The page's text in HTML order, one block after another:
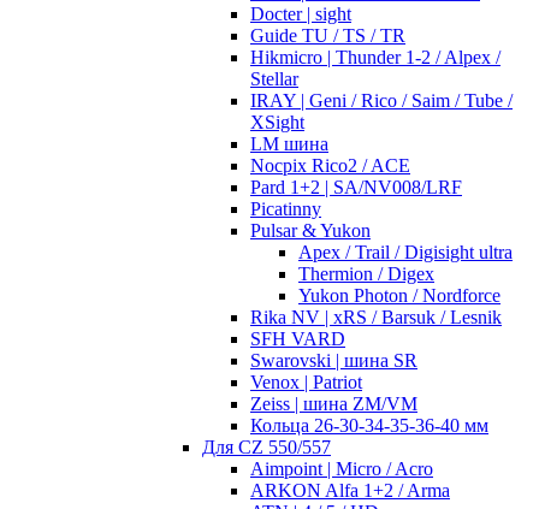
Docter | sight
Guide TU / TS / TR
Hikmicro | Thunder 1-2 / Alpex /
Stellar
IRAY | Geni / Rico / Saim / Tube /
XSight
LM шина
Nocpix Rico2 / ACE
Pard 1+2 | SA/NV008/LRF
Picatinny
Pulsar & Yukon
Apex / Trail / Digisight ultra
Thermion / Digex
Yukon Photon / Nordforce
Rika NV | xRS / Barsuk / Lesnik
SFH VARD
Swarovski | шина SR
Venox | Patriot
Zeiss | шина ZM/VM
Кольца 26-30-34-35-36-40 мм
Для CZ 550/557
Aimpoint | Micro / Acro
ARKON Alfa 1+2 / Arma